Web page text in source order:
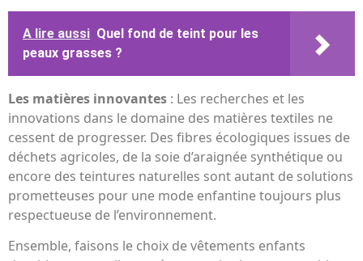
A lire aussi Quel fond de teint pour les
peaux grasses ?
Les matières innovantes : Les recherches et les
innovations dans le domaine des matières textiles ne
cessent de progresser. Des fibres écologiques issues de
déchets agricoles, de la soie d’araignée synthétique ou
encore des teintures naturelles sont autant de solutions
prometteuses pour une mode enfantine toujours plus
respectueuse de l’environnement.
Ensemble, faisons le choix de vêtements enfants